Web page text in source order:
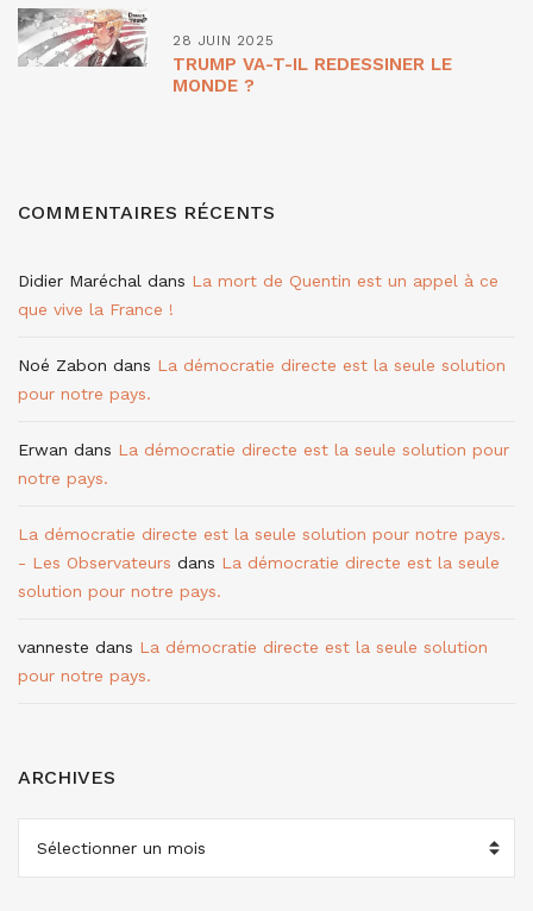
28 JUIN 2025
TRUMP VA-T-IL REDESSINER LE
MONDE ?
COMMENTAIRES RÉCENTS
Didier Maréchal dans La mort de Quentin est un appel à ce
que vive la France !
Noé Zabon dans La démocratie directe est la seule solution
pour notre pays.
Erwan dans La démocratie directe est la seule solution pour
notre pays.
La démocratie directe est la seule solution pour notre pays.
- Les Observateurs dans La démocratie directe est la seule
solution pour notre pays.
vanneste dans La démocratie directe est la seule solution
pour notre pays.
ARCHIVES